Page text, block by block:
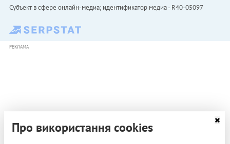
Субъект в сфере онлайн-медиа; идентификатор медиа - R40-05097
РЕКЛАМА
Про використання cookies